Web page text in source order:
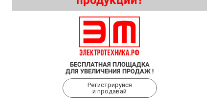
БЕСПЛАТНАЯ ПЛОЩАДКА
ДЛЯ УВЕЛИЧЕНИЯ ПРОДАЖ !
Регистрируйся
и продавай